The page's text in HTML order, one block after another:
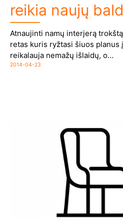
reikia naujų
Atnaujinti namų interjerą
retas kuris ryžtasi šiuos planus
reikalauja nemažų išlaidų, o…
2014-04-23